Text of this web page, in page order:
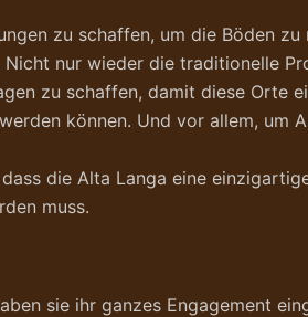
zu schaffen, um die Böden
nur wieder die traditionelle
zu schaffen, damit diese Orte
können. Und vor allem, um
die Alta Langa eine
muss.
sie ihr ganzes Engagement